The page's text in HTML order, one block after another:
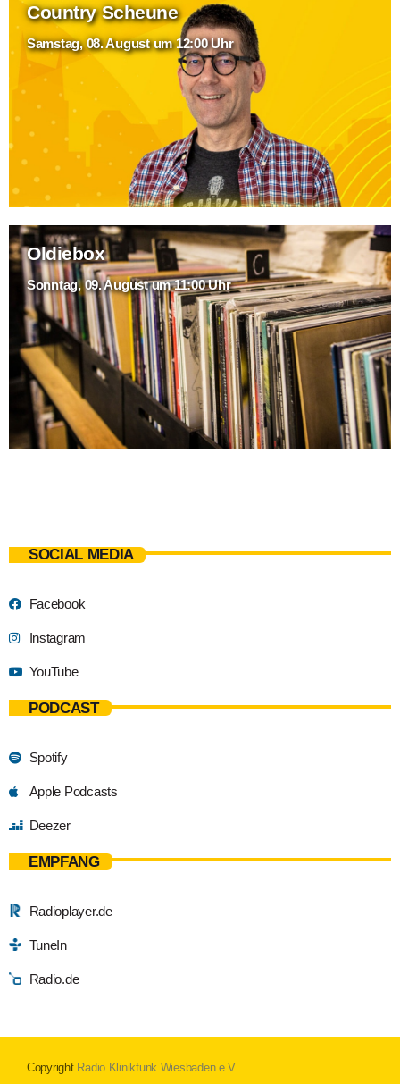
Country Scheune
Samstag, 08. August um 12:00 Uhr
Oldiebox
Sonntag, 09. August um 11:00 Uhr
SOCIAL MEDIA
Facebook
Instagram
YouTube
PODCAST
Spotify
Apple Podcasts
Deezer
EMPFANG
Radioplayer.de
TuneIn
Radio.de
Copyright Radio Klinikfunk Wiesbaden e.V.